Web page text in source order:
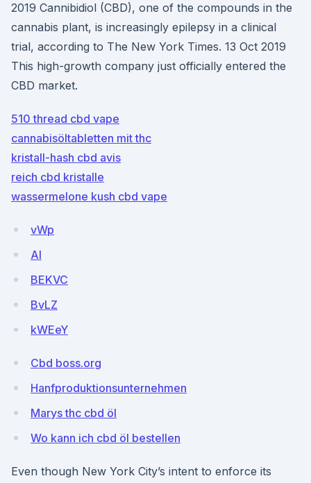
2019 Cannibidiol (CBD), one of the compounds in the
cannabis plant, is increasingly epilepsy in a clinical
trial, according to The New York Times. 13 Oct 2019
This high-growth company just officially entered the
CBD market.
510 thread cbd vape
cannabisöltabletten mit thc
kristall-hash cbd avis
reich cbd kristalle
wassermelone kush cbd vape
vWp
AI
BEKVC
BvLZ
kWEeY
Cbd boss.org
Hanfproduktionsunternehmen
Marys thc cbd öl
Wo kann ich cbd öl bestellen
Even though New York City’s intent to enforce its